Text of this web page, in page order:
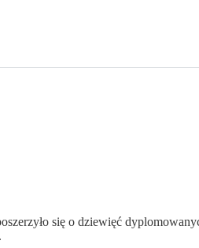
się o dziewięć